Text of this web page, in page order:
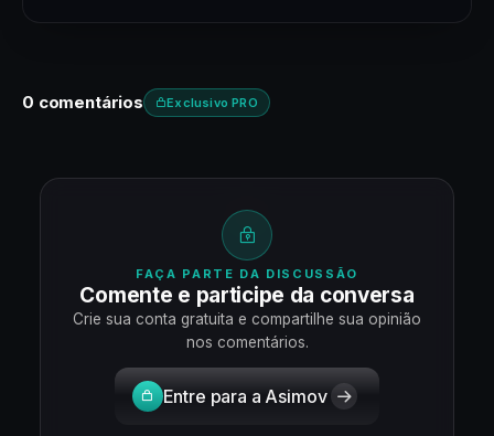
0 comentários Exclusivo PRO
FAÇA PARTE DA DISCUSSÃO
Comente e participe da conversa
Crie sua conta gratuita e compartilhe sua opinião
nos comentários.
Entre para a Asimov